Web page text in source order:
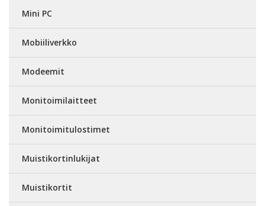
Mini PC
Mobiiliverkko
Modeemit
Monitoimilaitteet
Monitoimitulostimet
Muistikortinlukijat
Muistikortit